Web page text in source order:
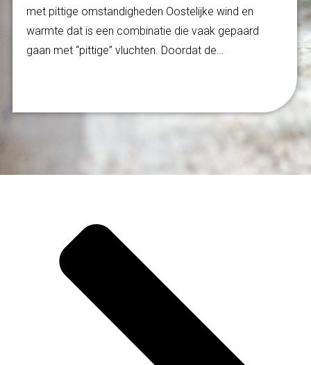
met pittige omstandigheden Oostelijke wind en
warmte dat is een combinatie die vaak gepaard
gaan met “pittige” vluchten. Doordat de…